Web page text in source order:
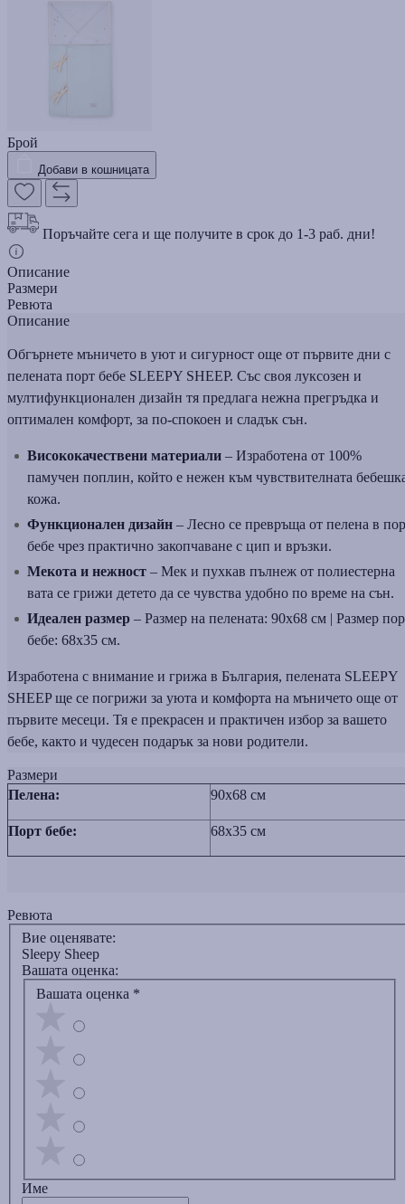
Брой
Добави в кошницата
Поръчайте сега и ще получите в срок до 1-3 раб. дни!
Описание
Размери
Ревюта
Описание
Обгърнете мъничето в уют и сигурност още от първите дни с
пелената порт бебе SLEEPY SHEEP. Със своя луксозен и
мултифункционален дизайн тя предлага нежна прегръдка и
оптимален комфорт, за по-спокоен и сладък сън.
Висококачествени материали – Изработена от 100%
памучен поплин, който е нежен към чувствителната
кожа.
Функционален дизайн – Лесно се превръща от пелена в
бебе чрез практично закопчаване с цип и връзки.
Мекота и нежност – Мек и пухкав пълнеж от полиестерна
вата се грижи детето да се чувства удобно по време на сън.
Идеален размер – Размер на пелената: 90x68 см | Размер
бебе: 68x35 см.
Изработена с внимание и грижа в България, пелената SLEEPY
SHEEP ще се погрижи за уюта и комфорта на мъничето още от
първите месеци. Тя е прекрасен и практичен избор за вашето
бебе, както и чудесен подарък за нови родители.
Размери
Пелена:
90x68 см
Порт бебе: 68x35 см
Ревюта
Вие оценявате:
Sleepy Sheep
Вашата оценка:
Вашата оценка *
Име